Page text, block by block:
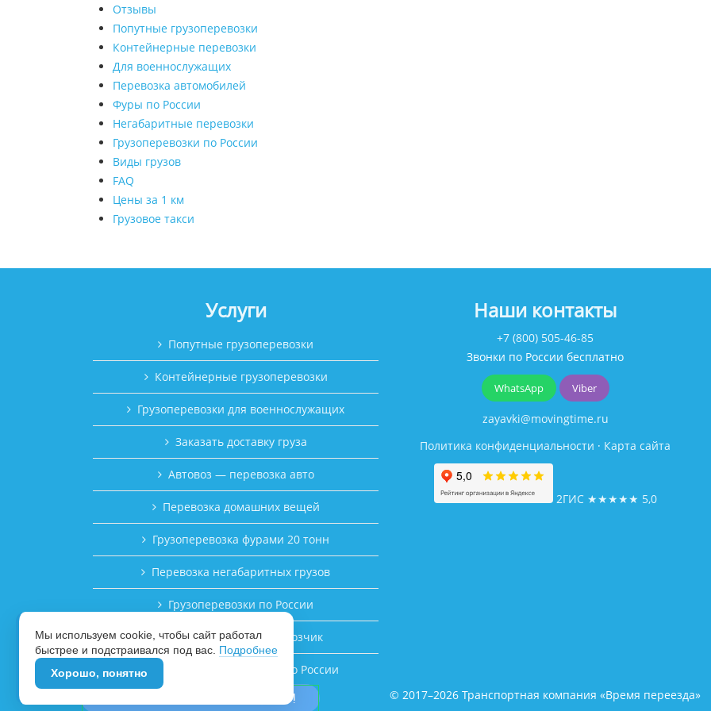
Отзывы
Попутные грузоперевозки
Контейнерные перевозки
Для военнослужащих
Перевозка автомобилей
Фуры по России
Негабаритные перевозки
Грузоперевозки по России
Виды грузов
FAQ
Цены за 1 км
Грузовое такси
Услуги
Попутные грузоперевозки
Контейнерные грузоперевозки
Грузоперевозки для военнослужащих
Заказать доставку груза
Автовоз — перевозка авто
Перевозка домашних вещей
Грузоперевозка фурами 20 тонн
Перевозка негабаритных грузов
Грузоперевозки по России
Заводу требуется перевозчик
Частные грузоперевозки по России
Наши контакты
+7 (800) 505-46-85
Звонки по России бесплатно
WhatsApp Viber
zayavki@movingtime.ru
Политика конфиденциальности · Карта сайта
2ГИС ★★★★★ 5,0
© 2017–2026 Транспортная компания «Время переезда»
👉 РАСЧЁТ СТОИМОСТИ, ТУТ!
Мы используем cookie, чтобы сайт работал
быстрее и подстраивался под вас. Подробнее
Хорошо, понятно